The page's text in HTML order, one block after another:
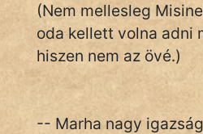
(Nem mellesleg
oda kellett volna adni
hiszen nem az övé.)
-- Marha nagy